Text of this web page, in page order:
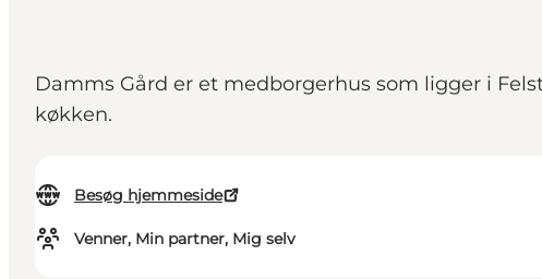
Damms Gård er et medborgerhus som ligger i
køkken.
Besøg hjemmeside
Venner, Min partner, Mig selv